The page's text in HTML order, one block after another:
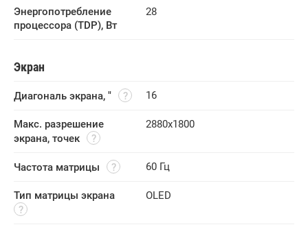
Энергопотребление
процессора (TDP), Вт
28
Экран
Диагональ экрана, " 16
Макс. разрешение
экрана, точек
2880x1800
Частота матрицы 60 Гц
Тип матрицы экрана OLED